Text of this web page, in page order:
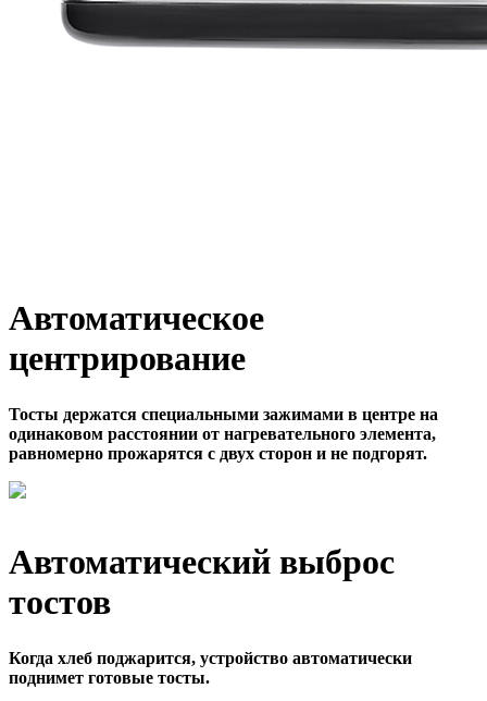
Автоматическое
центрирование
Тосты держатся специальными зажимами в центре на
одинаковом расстоянии от нагревательного элемента,
равномерно прожарятся с двух сторон и не подгорят.
Автоматический выброс
тостов
Когда хлеб поджарится, устройство автоматически
поднимет готовые тосты.